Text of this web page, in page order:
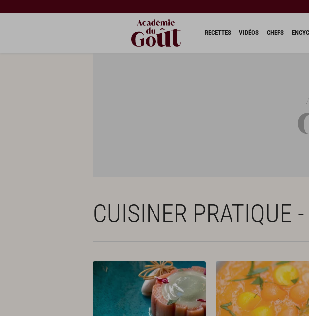
RECETTES VIDÉOS CHEFS
CUISINER PRATIQUE